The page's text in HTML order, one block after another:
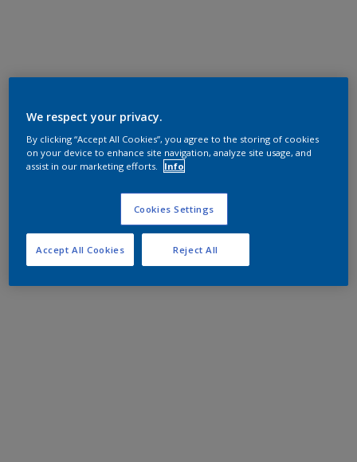
We respect your privacy.
By clicking “Accept All Cookies”, you agree to the storing of cookies
on your device to enhance site navigation, analyze site usage, and
assist in our marketing efforts.
Info
Cookies Settings
Reject All
Accept All Cookies